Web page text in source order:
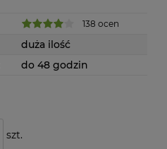
138 ocen
duża ilość
do 48 godzin
szt.